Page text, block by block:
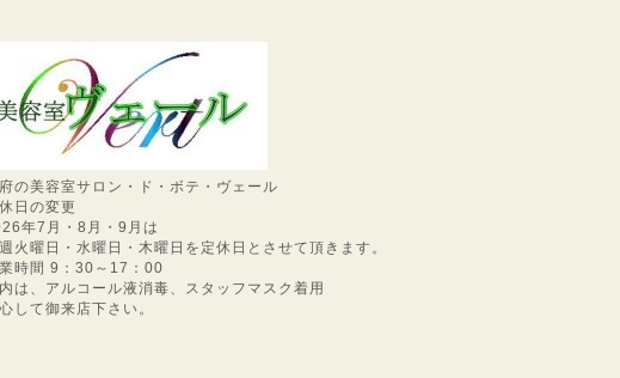
の美容室サロン・ド・ボテ・ヴェール
日の変更
年7月・8月・9月は
火曜日・水曜日・木曜日を定休日とさせて頂きます。
時間 9：30～17：00
は、アルコール液消毒、スタッフマスク着用
して御来店下さい。